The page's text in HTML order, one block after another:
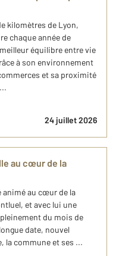
kilomètres de Lyon,
chaque année de
équilibre entre vie
à son environnement
et sa proximité
24 juillet 2026
au cœur de la
animé au cœur de la
et avec lui une
du mois de
date, nouvel
la commune et ses ...